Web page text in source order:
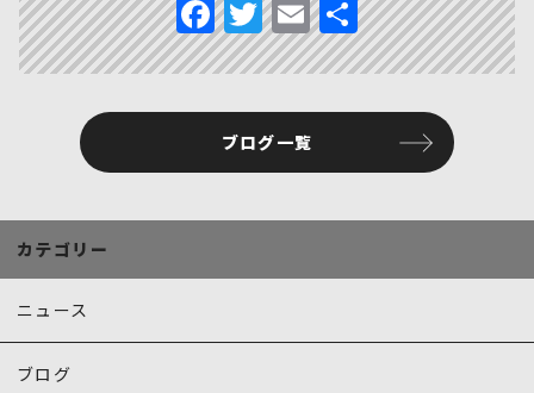
F
a
c
e
b
o
k
T
w
it
te
r
E
m
ai
l
共
有
ブログ一覧
カテゴリー
ニュース
ブログ